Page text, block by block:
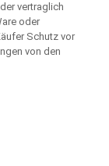
vertraglich
oder
Schutz vor
von den